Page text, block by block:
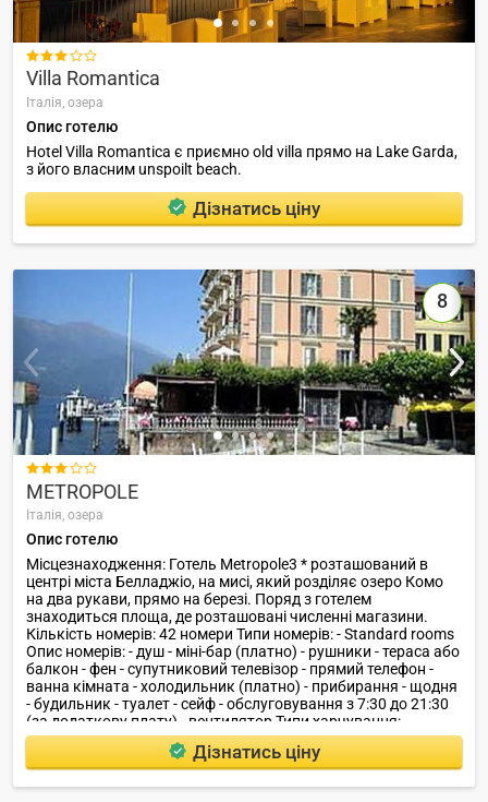

Villa Romantica
Італія, озера
Опис готелю
Hotel Villa Romantica є приємно old villa прямо на Lake Garda,
з його власним unspoilt beach.
Дізнатись ціну
8

METROPOLE
Італія, озера
Опис готелю
Місцезнаходження: Готель Metropole3 * розташований в
центрі міста Белладжіо, на мисі, який розділяє озеро Комо
на два рукави, прямо на березі. Поряд з готелем
знаходиться площа, де розташовані численні магазини.
Кількість номерів: 42 номери Типи номерів: - Standard rooms
Опис номерів: - душ - міні-бар (платно) - рушники - тераса або
балкон - фен - супутниковий телевізор - прямий телефон -
ванна кімната - холодильник (платно) - прибирання - щодня
- будильник - туалет - сейф - обслуговування з 7:30 до 21:30
(за додаткову плату) - вентилятор Типи харчування: -
сніданки сервіс: - парковка ($) - пральня - хімчистка
Ресторани, бари: - ресторан - бар пляж: У 600 м від готелю
розташовані громадські пляжі, де є можливість займатися
водними видами спорту.
Дізнатись ціну